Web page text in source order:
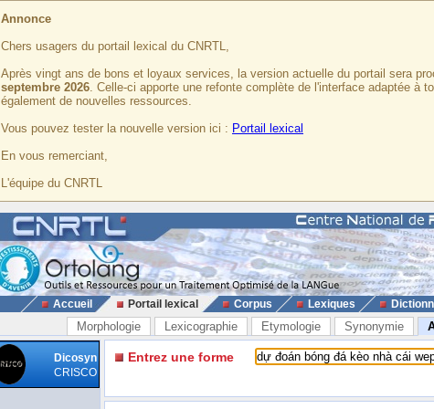
Annonce
Chers usagers du portail lexical du CNRTL,
Après vingt ans de bons et loyaux services, la version actuelle du portail sera
septembre 2026. Celle-ci apporte une refonte complète de l'interface adaptée à
également de nouvelles ressources.
Vous pouvez tester la nouvelle version ici : Portail lexical
En vous remerciant,
L'équipe du CNRTL
Accueil Portail lexical Corpus Lexiques
Morphologie Lexicographie Etymologie Synonymie
Dicosyn
CRISCO
Entrez une forme